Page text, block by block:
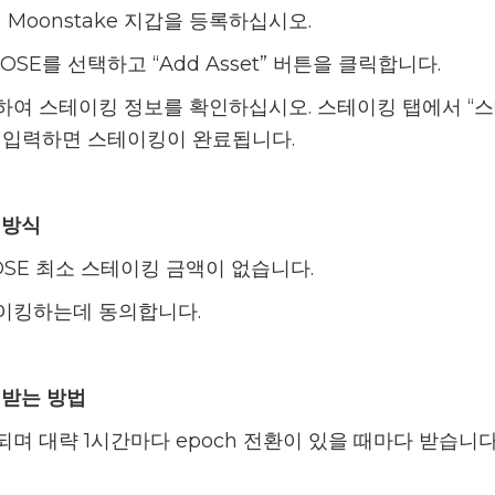
Moonstake 지갑을 등록하십시오.
를 선택하고 “Add Asset” 버튼을 클릭합니다.
여 스테이킹 정보를 확인하십시오. 스테이킹 탭에서 “
력하면 스테이킹이 완료됩니다.
식
최소 스테이킹 금액이 없습니다.
킹하는데 동의합니다.
는 방법
며 대략 1시간마다 epoch 전환이 있을 때마다 받습니